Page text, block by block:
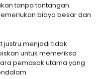
tanpa tantangan.
biaya besar dan
justru menjadi tidak
untuk memeriksa
pemasok utama yang